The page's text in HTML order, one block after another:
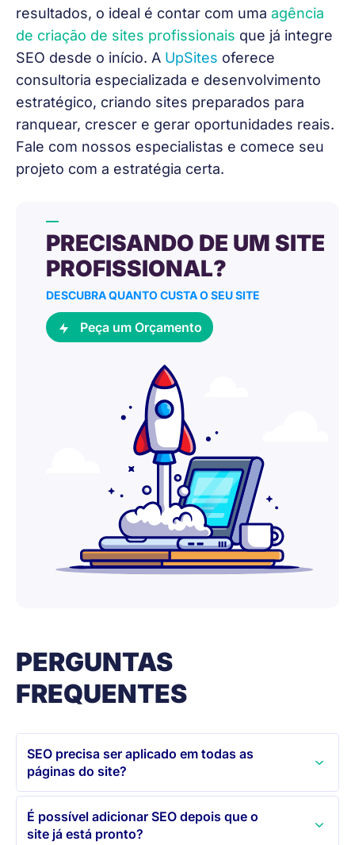
resultados, o ideal é contar com uma agência
de criação de sites profissionais que já integre
SEO desde o início. A UpSites oferece
consultoria especializada e desenvolvimento
estratégico, criando sites preparados para
ranquear, crescer e gerar oportunidades reais.
Fale com nossos especialistas e comece seu
projeto com a estratégia certa.
PRECISANDO DE UM SITE
PROFISSIONAL?
DESCUBRA QUANTO CUSTA O SEU SITE
Peça um Orçamento
PERGUNTAS
FREQUENTES
SEO precisa ser aplicado em todas as
páginas do site?
É possível adicionar SEO depois que o
site já está pronto?